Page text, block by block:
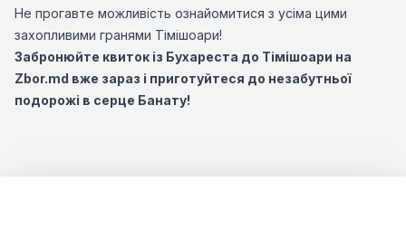
Не прогавте можливість ознайомитися з усіма цими
захопливими гранями Тімішоари!
Забронюйте квиток із Бухареста до Тімішоари на
Zbor.md вже зараз і приготуйтеся до незабутньої
подорожі в серце Банату!